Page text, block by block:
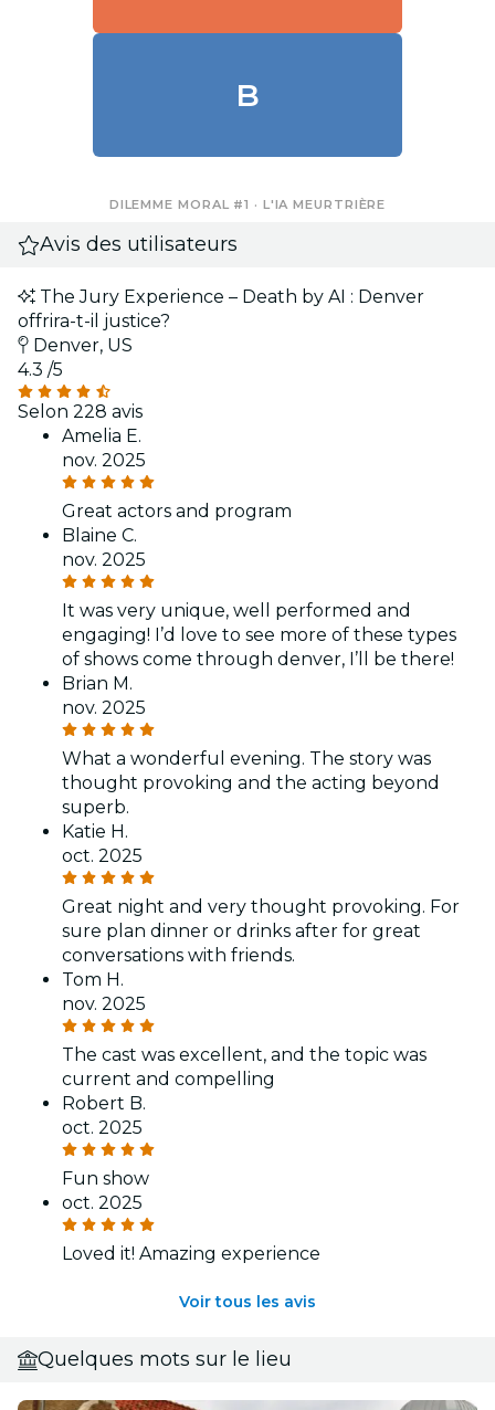
B
DILEMME MORAL #1 · L'IA MEURTRIÈRE
Avis des utilisateurs
The Jury Experience – Death by AI : Denver
offrira-t-il justice?
Denver, US
4.3 /5
Selon 228 avis
Amelia E.
nov. 2025
Great actors and program
Blaine C.
nov. 2025
It was very unique, well performed and
engaging! I’d love to see more of these types
of shows come through denver, I’ll be there!
Brian M.
nov. 2025
What a wonderful evening. The story was
thought provoking and the acting beyond
superb.
Katie H.
oct. 2025
Great night and very thought provoking. For
sure plan dinner or drinks after for great
conversations with friends.
Tom H.
nov. 2025
The cast was excellent, and the topic was
current and compelling
Robert B.
oct. 2025
Fun show
oct. 2025
Loved it! Amazing experience
Voir tous les avis
Quelques mots sur le lieu